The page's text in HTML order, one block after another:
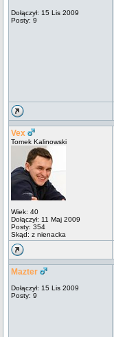
Dołączył: 15 Lis 2009
Posty: 9
Vex
Tomek Kalinowski
Wiek: 40
Dołączył: 11 Maj 2009
Posty: 354
Skąd: z nienacka
Mazter
Dołączył: 15 Lis 2009
Posty: 9